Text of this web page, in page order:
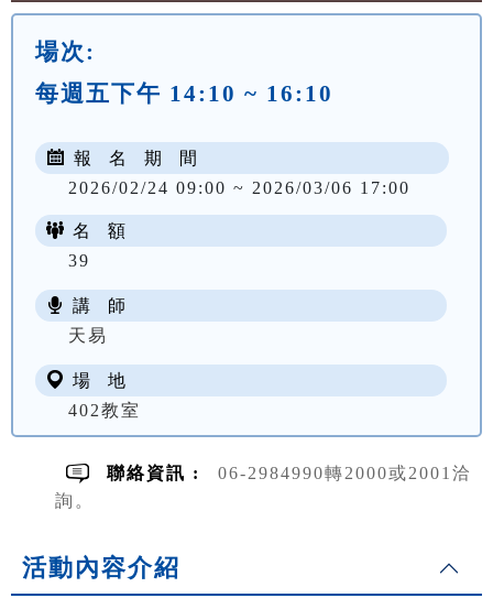
場次:
每週五下午 14:10 ~ 16:10
報 名 期 間
2026/02/24 09:00 ~ 2026/03/06 17:00
名 額
39
講 師
天易
場 地
402教室
聯絡資訊 :
06-2984990轉2000或2001洽
詢。
活動內容介紹